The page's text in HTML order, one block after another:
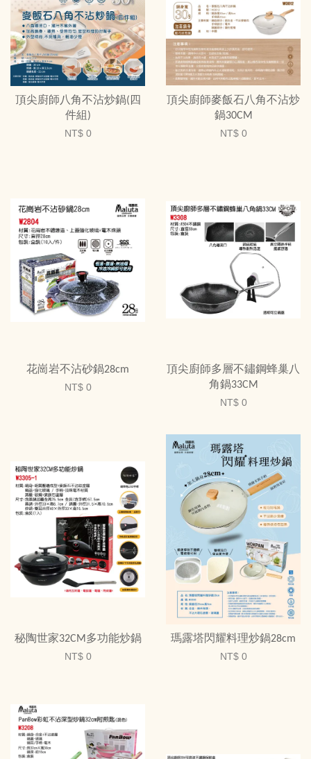
頂尖廚師八角不沾炒鍋(四
件組)
NT$ 0
頂尖廚師麥飯石八角不沾炒
鍋30CM
NT$ 0
花崗岩不沾砂鍋28cm
NT$ 0
頂尖廚師多層不鏽鋼蜂巢八
角鍋33CM
NT$ 0
秘陶世家32CM多功能炒鍋
NT$ 0
瑪露塔閃耀料理炒鍋28cm
NT$ 0